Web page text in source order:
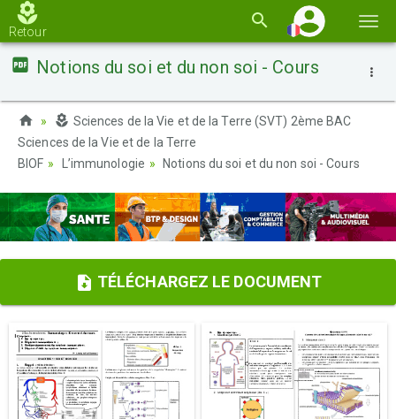
la
Retour
Notions du soi et du non soi - Cours
Sciences de la Vie et de la Terre (SVT) 2ème BAC
Sciences de la Vie et de la Terre
BIOF
L’immunologie Notions du soi et du non soi - Cours
TÉLÉCHARGEZ LE DOCUMENT